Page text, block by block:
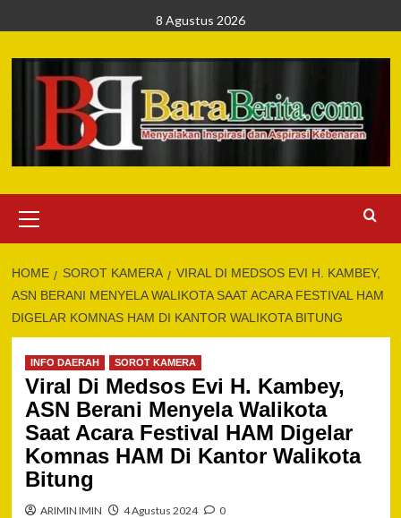
to
content
8 Agustus 2026
Menu
HOME SOROT KAMERA
VIRAL DI MEDSOS EVI H. KAMBEY,
ASN BERANI MENYELA WALIKOTA SAAT ACARA FESTIVAL HAM
DIGELAR KOMNAS HAM DI KANTOR WALIKOTA BITUNG
INFO DAERAH SOROT KAMERA
Viral Di Medsos Evi H. Kambey,
ASN Berani Menyela Walikota
Saat Acara Festival HAM Digelar
Komnas HAM Di Kantor Walikota
Bitung
ARIMIN IMIN 4 Agustus 2024 0